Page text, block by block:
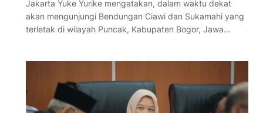
Jakarta Yuke Yurike mengatakan, dalam waktu dekat
akan mengunjungi Bendungan Ciawi dan Sukamahi yang
terletak di wilayah Puncak, Kabupaten Bogor, Jawa…